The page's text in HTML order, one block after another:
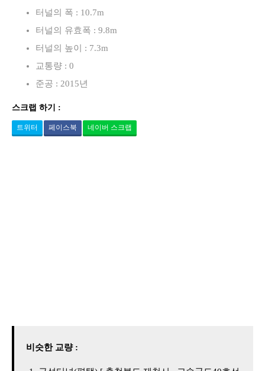
터널의 폭 : 10.7m
터널의 유효폭 : 9.8m
터널의 높이 : 7.3m
교통량 : 0
준공 : 2015년
스크랩 하기 :
트위터 페이스북 네이버 스크랩
비슷한 교량 :